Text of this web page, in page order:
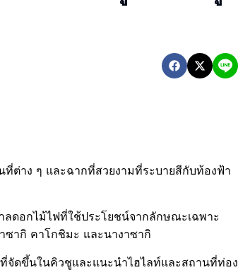
ต่าง ๆ และฉากที่สวยงามที่ระบายสีกับท้องฟ้า
ดอกไม้ไฟที่ใช้ประโยชน์จากลักษณะเฉพาะ
ากิ คาโกชิมะ และนางาซากิ
จัดขึ้นในคิวชูและแนะนำไฮไลท์และสถานที่ท่อง